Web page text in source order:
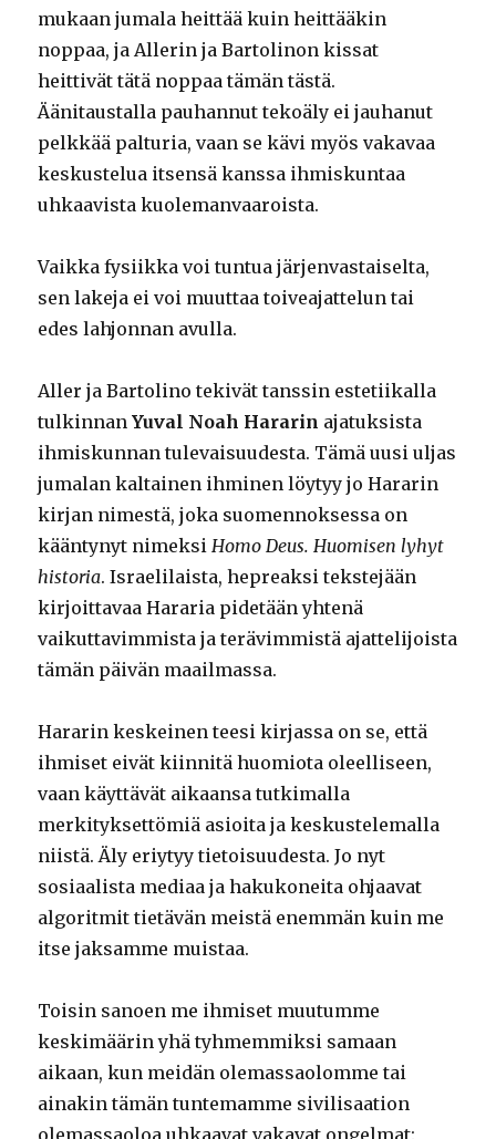
mukaan jumala heittää kuin heittääkin
noppaa, ja Allerin ja Bartolinon kissat
heittivät tätä noppaa tämän tästä.
Äänitaustalla pauhannut tekoäly ei jauhanut
pelkkää palturia, vaan se kävi myös vakavaa
keskustelua itsensä kanssa ihmiskuntaa
uhkaavista kuolemanvaaroista.
Vaikka fysiikka voi tuntua järjenvastaiselta,
sen lakeja ei voi muuttaa toiveajattelun tai
edes lahjonnan avulla.
Aller ja Bartolino tekivät tanssin estetiikalla
tulkinnanYuval Noah Hararin ajatuksista
ihmiskunnan tulevaisuudesta. Tämä uusi uljas
jumalan kaltainen ihminen löytyy jo Hararin
kirjan nimestä, joka suomennoksessa on
kääntynyt nimeksi Homo Deus. Huomisen lyhyt
historia. Israelilaista, hepreaksi tekstejään
kirjoittavaa Hararia pidetään yhtenä
vaikuttavimmista ja terävimmistä ajattelijoista
tämän päivän maailmassa.
Hararin keskeinen teesi kirjassa on se, että
ihmiset eivät kiinnitä huomiota oleelliseen,
vaan käyttävät aikaansa tutkimalla
merkityksettömiä asioita ja keskustelemalla
niistä. Äly eriytyy tietoisuudesta. Jo nyt
sosiaalista mediaa ja hakukoneita ohjaavat
algoritmit tietävän meistä enemmän kuin me
itse jaksamme muistaa.
Toisin sanoen me ihmiset muutumme
keskimäärin yhä tyhmemmiksi samaan
aikaan, kun meidän olemassaolomme tai
ainakin tämän tuntemamme sivilisaation
olemassaoloa uhkaavat vakavat ongelmat: